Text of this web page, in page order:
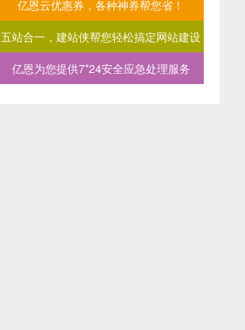
亿恩云优惠券，各种神券帮您省！
五站合一，建站侠帮您轻松搞定网站建设
亿恩为您提供7*24安全应急处理服务